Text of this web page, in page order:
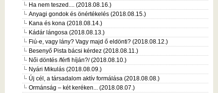
Ha nem teszed.... (2018.08.16.)
Anyagi gondok és önértékelés (2018.08.15.)
Kana és kona (2018.08.14.)
Kádár lángosa (2018.08.13.)
Fiú-e, vagy lány? Vagy majd ő eldönti? (2018.08.12.)
Besenyő Pista bácsi kérdez (2018.08.11.)
Női döntés /férfi híján?/ (2018.08.10.)
Nyári Mikulás (2018.08.09.)
Új cél, a társadalom aktív formálása (2018.08.08.)
Ormánság – két keréken... (2018.08.07.)